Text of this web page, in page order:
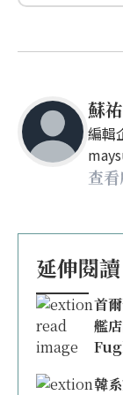
蘇
編輯
查
延伸閱讀
首
艦
韓